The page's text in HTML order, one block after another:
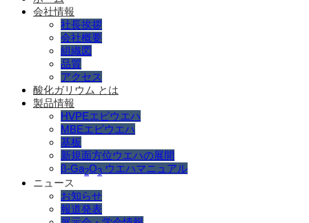
会社情報
社長挨拶
会社概要
組織図
品質
アクセス
酸化ガリウム とは
製品情報
HVPEエピウエハ
MBEエピウエハ
基板
新規面方位ウエハの展開
β-Ga2O3 ウエハマニュアル
ニュース
お知らせ
報道発表